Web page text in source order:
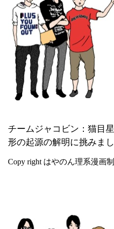
チームジャコビン：猫目
形の起源の解明に挑み
Copy right はやのん理系漫画